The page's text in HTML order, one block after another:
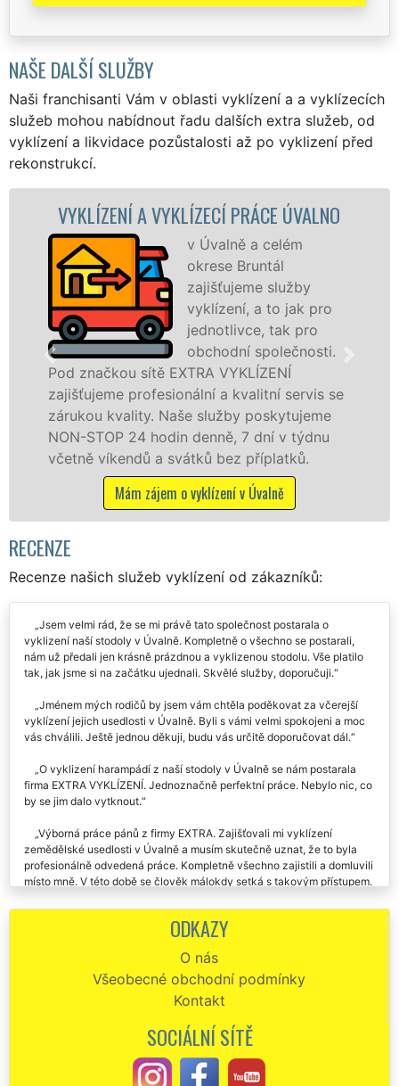
NAŠE DALŠÍ SLUŽBY
Naši franchisanti Vám v oblasti vyklízení a a vyklízecích
služeb mohou nabídnout řadu dalších extra služeb, od
vyklízení a likvidace pozůstalosti až po vyklizení před
rekonstrukcí.
VYKLÍZENÍ A VYKLÍZECÍ PRÁCE ÚVALNO
v Úvalně a celém
okrese Bruntál
zajišťujeme služby
vyklízení, a to jak pro
jednotlivce, tak pro
obchodní společnosti.
Pod značkou sítě EXTRA VYKLÍZENÍ
zajišťujeme profesionální a kvalitní servis se
zárukou kvality. Naše služby poskytujeme
NON-STOP 24 hodin denně, 7 dní v týdnu
včetně víkendů a svátků bez příplatků.
Mám zájem o vyklízení v Úvalně
RECENZE
Recenze našich služeb vyklízení od zákazníků:
Jsem velmi rád, že se mi právě tato společnost postarala o
vyklizení naší stodoly v Úvalně. Kompletně o všechno se postarali,
nám už předali jen krásně prázdnou a vyklizenou stodolu. Vše platilo
tak, jak jsme si na začátku ujednali. Skvělé služby, doporučuji.
Jménem mých rodičů by jsem vám chtěla poděkovat za včerejší
vyklízení jejich usedlosti v Úvalně. Byli s vámi velmi spokojeni a moc
vás chválili. Ještě jednou děkuji, budu vás určitě doporučovat dál.
O vyklizení harampádí z naší stodoly v Úvalně se nám postarala
firma EXTRA VYKLÍZENÍ. Jednoznačně perfektní práce. Nebylo nic, co
by se jim dalo vytknout.
Výborná práce pánů z firmy EXTRA. Zajišťovali mi vyklízení
zemědělské usedlosti v Úvalně a musím skutečně uznat, že to byla
profesionálně odvedená práce. Kompletně všechno zajistili a domluvili
místo mně. V této době se člověk málokdy setká s takovým přístupem.
Potřebovali jsme vyklidit stodolu v Úvalně od všemožného
zajišťovala společnost EXTRA VYKLÍZENÍ, za což jim touto cestou moc
děkujeme. Děkujeme a budeme všude v Úvalně chválit.
Vyklízení staré usedlosti u Úvalna . Výborná práce, skvělá cena
ODKAZY
O nás
Všeobecné obchodní podmínky
Kontakt
SOCIÁLNÍ SÍTĚ